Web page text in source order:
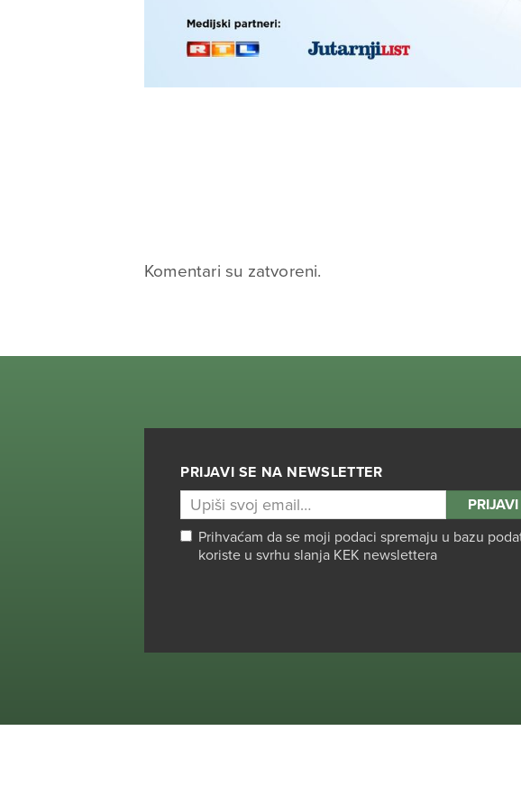
Komentari su zatvoreni.
PRIJAVI SE NA NEWSLETTER
Prihvaćam da se moji podaci spremaju u bazu
koriste u svrhu slanja KEK newslettera